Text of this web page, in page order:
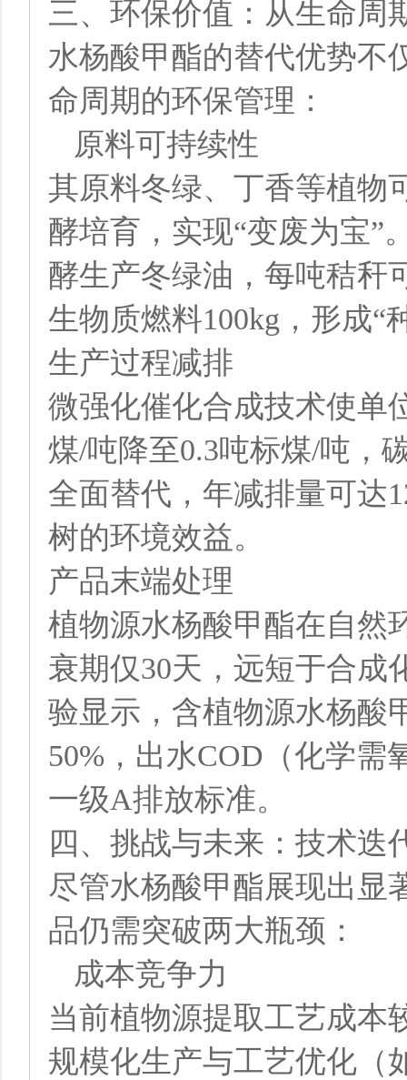
三、环保价值：从生命周
水杨酸甲酯的替代优势不
命周期的环保管理：
原料可持续性
其原料冬绿、丁香等植物
酵培育，实现“变废为宝”
酵生产冬绿油，每吨秸秆
生物质燃料100kg，形成“
生产过程减排
微强化催化合成技术使单
煤/吨降至0.3吨标煤/吨，
全面替代，年减排量可达
树的环境效益。
产品末端处理
植物源水杨酸甲酯在自然
衰期仅30天，远短于合成
验显示，含植物源水杨酸
50%，出水COD（化学需
一级A排放标准。
四、挑战与未来：技术迭
尽管水杨酸甲酯展现出显
品仍需突破两大瓶颈：
成本竞争力
当前植物源提取工艺成本
规模化生产与工艺优化（